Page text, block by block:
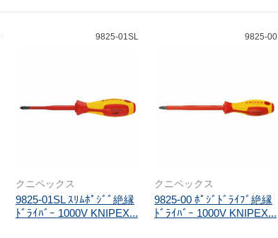
9825-01SL
クニペックス
9825-01SL ｽﾘﾑﾎﾟｼﾞﾞ絶縁
ﾄﾞﾗｲﾊﾞｰ 1000V KNIPEX...
9825-00
クニペックス
9825-00 ﾎﾟｼﾞﾄﾞﾗｲﾌﾞ絶縁
ﾄﾞﾗｲﾊﾞｰ 1000V KNIPEX...